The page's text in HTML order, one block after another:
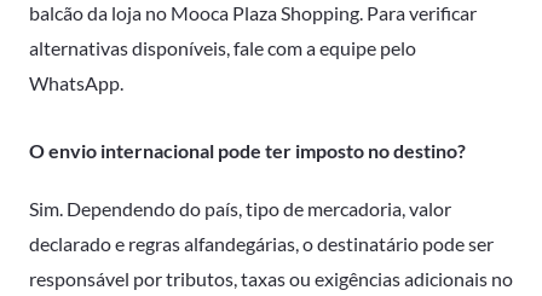
balcão da loja no Mooca Plaza Shopping. Para verificar
alternativas disponíveis, fale com a equipe pelo
WhatsApp.
O envio internacional pode ter imposto no destino?
Sim. Dependendo do país, tipo de mercadoria, valor
declarado e regras alfandegárias, o destinatário pode ser
responsável por tributos, taxas ou exigências adicionais no